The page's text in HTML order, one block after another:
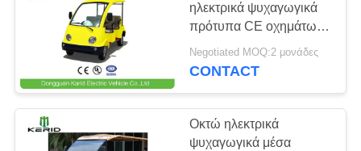
ΕΙΔΉΣΕΙΣ
ΖΗΤΉΣΤΕ
ΜΙΑ
ΠΡΟΣΦΟΡΆ
Ηλεκτρικά αμαξάκια
του γκολφ
71
ηλεκτρικά ψυχαγωγικά
πρότυπα CE οχημάτων
48V 5KW αργόστροφα
Negotiated MOQ:2 μονάδες
CONTACT
Οκτώ ηλεκτρικά
ψυχαγωγικά μέσα